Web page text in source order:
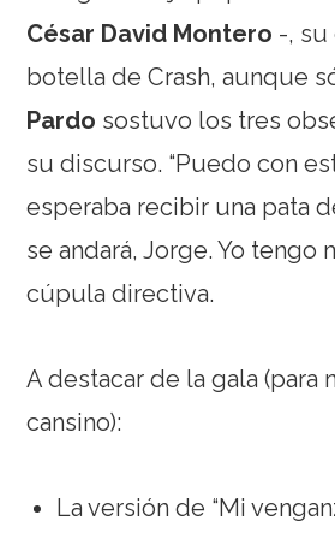
César David Montero -, su
botella de Crash, aunque
Pardo sostuvo los tres
su discurso. “Puedo con
esperaba recibir una pata
se andará, Jorge. Yo tengo
cúpula directiva.
A destacar de la gala (para
cansino):
La versión de “Mi